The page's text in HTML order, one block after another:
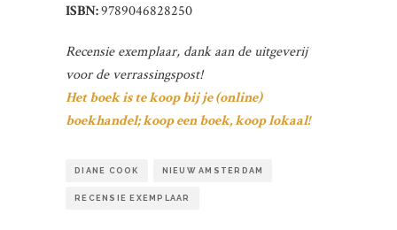
ISBN:9789046828250
Recensie exemplaar, dank aan de uitgeverij
voor de verrassingspost!
Het boek is te koop bij je (online)
boekhandel; koop een boek, koop lokaal!
DIANE COOK NIEUW AMSTERDAM
RECENSIE EXEMPLAAR